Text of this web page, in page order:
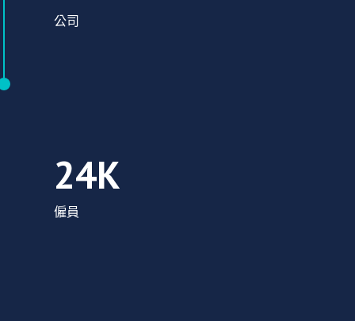
公司
24K
僱員
該地區生命科學領域有 24,150 名員工。